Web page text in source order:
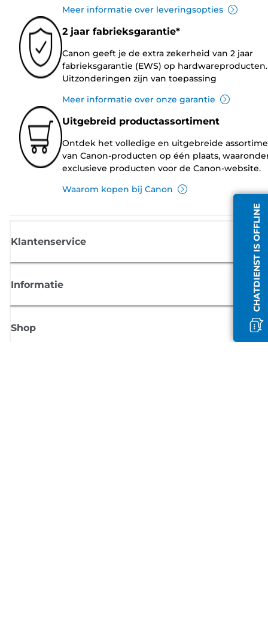
CHATDIENST IS OFFLINE
Meer informatie over leveringsopties
2 jaar fabrieksgarantie*
Canon geeft je de extra zekerheid van 2 jaar
fabrieksgarantie (EWS) op hardwareproducten.
Uitzonderingen zijn van toepassing
Meer informatie over onze garantie
Uitgebreid productassortiment
Ontdek het volledige en uitgebreide
van Canon-producten op één plaats,
exclusieve producten voor de Canon-website.
Waarom kopen bij Canon
Klantenservice
Informatie
Shop